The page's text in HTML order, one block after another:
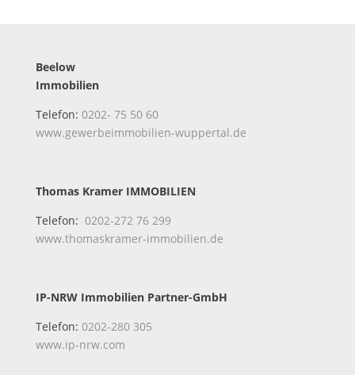
Beelow
Immobilien
Telefon: 0202- 75 50 60
www.gewerbeimmobilien-wuppertal.de
Thomas Kramer IMMOBILIEN
Telefon: 0202-272 76 299
www.thomaskramer-immobilien.de
IP-NRW Immobilien Partner-GmbH
Telefon: 0202-280 305
www.ip-nrw.com